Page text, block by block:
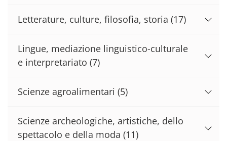
Letterature, culture, filosofia, storia (17)
Lingue, mediazione linguistico-culturale
e interpretariato (7)
Scienze agroalimentari (5)
Scienze archeologiche, artistiche, dello
spettacolo e della moda (11)